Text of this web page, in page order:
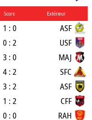
Score
Extérieur
1 : 0 ASF
0 : 2 USF
3 : 0 MAJ
4 : 2 SFC
3 : 2 ASF
1 : 2 CFF
0 : 0 RAH